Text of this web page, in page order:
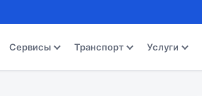
Сервисы Транспорт Услуги